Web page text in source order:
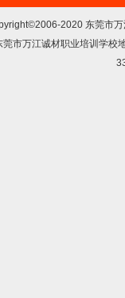
2020 东莞市
市万江诚材职业培训学